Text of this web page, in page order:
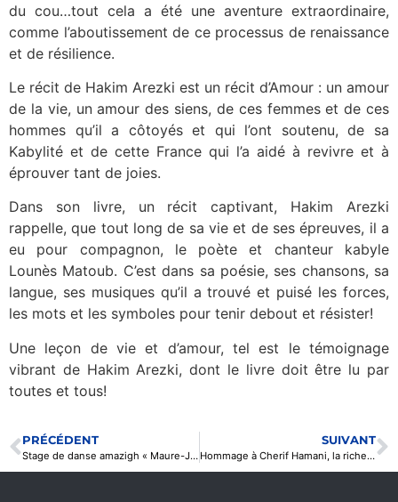
du cou…tout cela a été une aventure extraordinaire,
comme l’aboutissement de ce processus de renaissance
et de résilience.
Le récit de Hakim Arezki est un récit d’Amour : un amour
de la vie, un amour des siens, de ces femmes et de ces
hommes qu’il a côtoyés et qui l’ont soutenu, de sa
Kabylité et de cette France qui l’a aidé à revivre et à
éprouver tant de joies.
Dans son livre, un récit captivant, Hakim Arezki
rappelle, que tout long de sa vie et de ses épreuves, il a
eu pour compagnon, le poète et chanteur kabyle
Lounès Matoub. C’est dans sa poésie, ses chansons, sa
langue, ses musiques qu’il a trouvé et puisé les forces,
les mots et les symboles pour tenir debout et résister!
Une leçon de vie et d’amour, tel est le témoignage
vibrant de Hakim Arezki, dont le livre doit être lu par
toutes et tous!
PRÉCÉDENT
Stage de danse amazigh « Maure-Jazz » au centre culturel CBF Drancy
SUIVANT
Hommage à Cherif Hamani, la richesse du patrimoine musical kabyle